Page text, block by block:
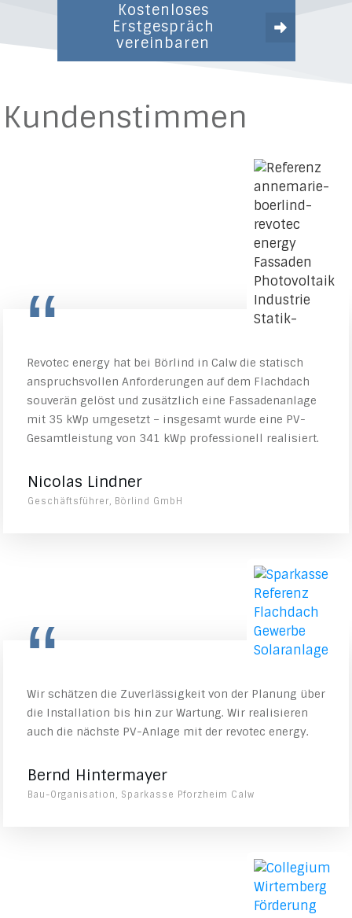
Kostenloses
Erstgespräch
vereinbaren
Kundenstimmen
“
Revotec energy hat bei Börlind in Calw die statisch
anspruchsvollen Anforderungen auf dem Flachdach
souverän gelöst und zusätzlich eine Fassadenanlage
mit 35 kWp umgesetzt – insgesamt wurde eine PV-
Gesamtleistung von 341 kWp professionell realisiert.
Nicolas Lindner
Geschäftsführer, Börlind GmbH
“
Wir schätzen die Zuverlässigkeit von der Planung über
die Installation bis hin zur Wartung. Wir realisieren
auch die nächste PV-Anlage mit der revotec energy.
Bernd Hintermayer
Bau-Organisation, Sparkasse Pforzheim Calw